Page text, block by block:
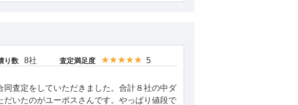
り数 8社 査定満足度 5
査定をしていただきました。合計８社の中ダ
いたのがユーポスさんです。やっぱり値段で